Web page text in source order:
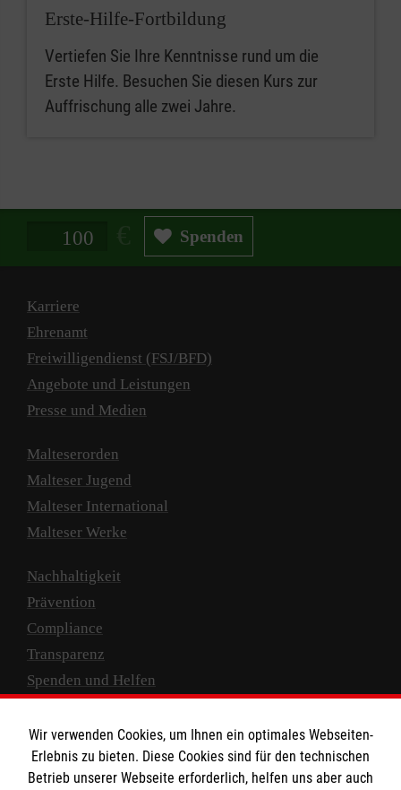
Erste-Hilfe-Fortbildung
Vertiefen Sie Ihre Kenntnisse rund um die
Erste Hilfe. Besuchen Sie diesen Kurs zur
Auffrischung alle zwei Jahre.
Spendenbetrag in Euro Spenden
Karriere
Ehrenamt
Freiwilligendienst (FSJ/BFD)
Angebote und Leistungen
Presse und Medien
Malteserorden
Malteser Jugend
Malteser International
Malteser Werke
Nachhaltigkeit
Prävention
Compliance
Transparenz
Spenden und Helfen
Empfänger: Malteser Hilfsdienst e.V.
IBAN: DE10 3706 0120 1201 2000 12
Wir verwenden Cookies, um Ihnen ein optimales Webseiten-
Erlebnis zu bieten. Diese Cookies sind für den technischen
Betrieb unserer Webseite erforderlich, helfen uns aber auch